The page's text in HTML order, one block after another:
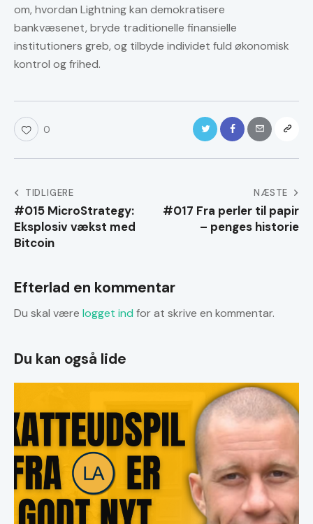
om, hvordan Lightning kan demokratisere
bankvæsenet, bryde traditionelle finansielle
institutioners greb, og tilbyde individet fuld økonomisk
kontrol og frihed.
0
Indlægsnavigation
TIDLIGERE
#015 MicroStrategy:
Eksplosiv vækst med
Bitcoin
NÆSTE
#017 Fra perler til papir
– penges historie
Efterlad en kommentar
Du skal være logget ind for at skrive en kommentar.
Du kan også lide